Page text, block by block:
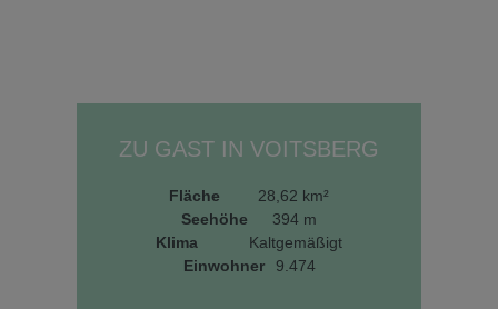
ZU GAST IN VOITSBERG
Fläche
28,62 km²
Seehöhe
394 m
Klima
Kaltgemäßigt
Einwohner
9.474